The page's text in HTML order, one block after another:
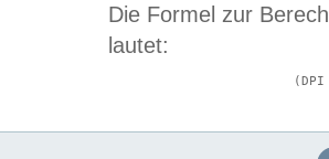
Die Formel zur
lautet: